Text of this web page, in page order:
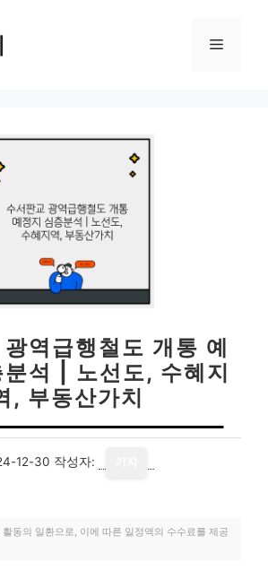
메
역급행철도 개통 예
석 | 노선도, 수혜지
, 부동산가치
12-30 작성자:
동의 일환으로, 이에 따른 일정액의 수수료를 제공